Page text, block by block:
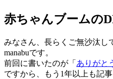
赤ちゃんブームの
みなさん、長らくご無沙汰し
manabuです。
前回に書いたのが「 ありがと
ですから、もう1年以上も記